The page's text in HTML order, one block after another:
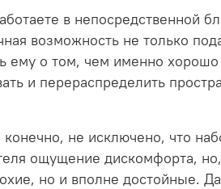
в непосредственной
возможность не только
ему о том, чем именно
и перераспределить
конечно, не исключено, что
ощущение дискомфорта,
но и вполне достойные.